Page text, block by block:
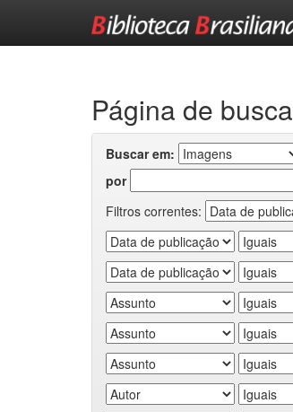
Página de busca
Buscar em:
por
Filtros correntes: